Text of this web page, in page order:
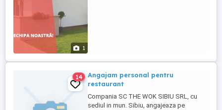
1
14
Angajam personal pentru
restaurant
Compania SC THE WOK SIBIU SRL, cu
sediul in mun. Sibiu, angajeaza pe